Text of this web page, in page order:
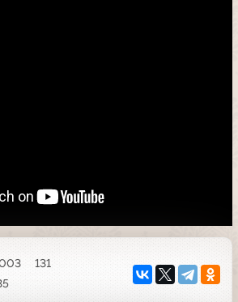
131